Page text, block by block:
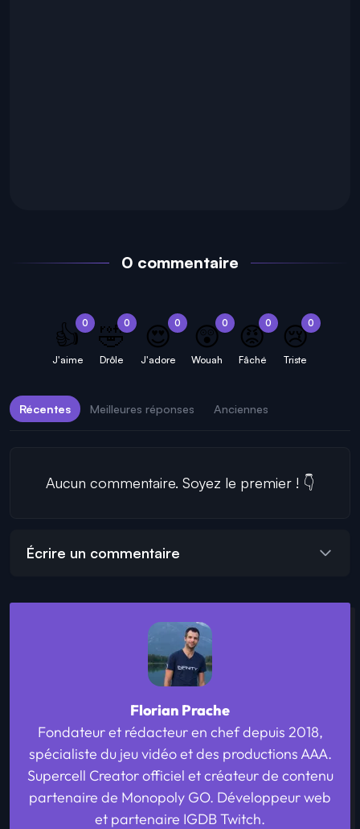
0 commentaire
0
👍
J'aime
0
🤣
Drôle
0
😍
J'adore
0
😲
Wouah
0
😡
Fâché
0
😢
Triste
Récentes Meilleures réponses Anciennes
Aucun commentaire. Soyez le premier ! 👇
Écrire un commentaire
Florian Prache
Fondateur et rédacteur en chef depuis 2018,
spécialiste du jeu vidéo et des productions AAA.
Supercell Creator officiel et créateur de contenu
partenaire de Monopoly GO. Développeur web
et partenaire IGDB Twitch.